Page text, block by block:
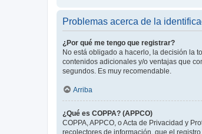
Problemas acerca de la
¿Por qué me tengo que registrar?
No está obligado a hacerlo, la decisión la
contenidos adicionales y/o ventajas que
segundos. Es muy recomendable.
Arriba
¿Qué es COPPA? (APPCO)
COPPA, APPCO, o Acta de Privacidad y
recolectores de información, que el